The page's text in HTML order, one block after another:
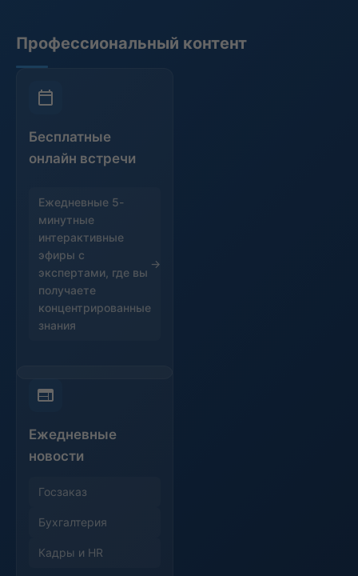
Профессиональный контент
Бесплатные
онлайн встречи
Ежедневные 5-
минутные
интерактивные
эфиры с
экспертами, где вы
получаете
концентрированные
знания
Ежедневные
новости
Госзаказ
Бухгалтерия
Кадры и HR